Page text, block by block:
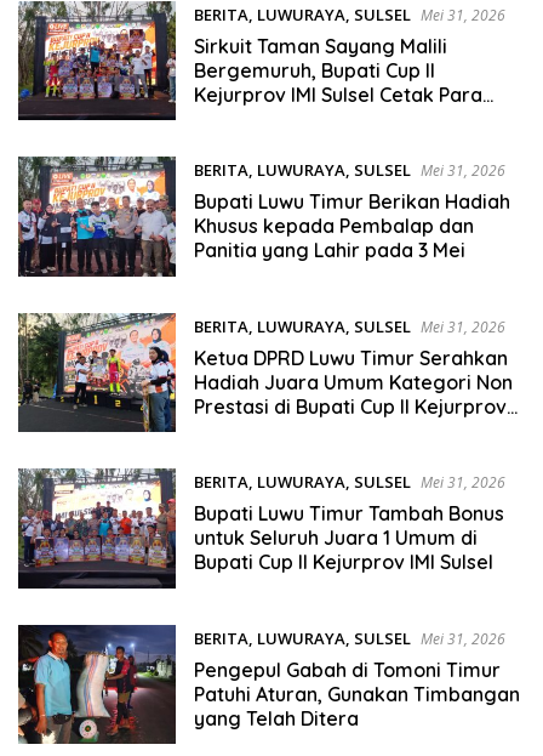
BERITA, LUWURAYA, SULSEL Mei 31, 2026
Sirkuit Taman Sayang Malili
Bergemuruh, Bupati Cup II
Kejurprov IMI Sulsel Cetak Para
BERITA, LUWURAYA, SULSEL Mei 31, 2026
Bupati Luwu Timur Berikan Hadiah
Khusus kepada Pembalap dan
Panitia yang Lahir pada 3 Mei
BERITA, LUWURAYA, SULSEL Mei 31, 2026
Ketua DPRD Luwu Timur Serahkan
Hadiah Juara Umum Kategori Non
Prestasi di Bupati Cup II Kejurprov
BERITA, LUWURAYA, SULSEL Mei 31, 2026
Bupati Luwu Timur Tambah Bonus
untuk Seluruh Juara 1 Umum di
Bupati Cup II Kejurprov IMI Sulsel
BERITA, LUWURAYA, SULSEL Mei 31, 2026
Pengepul Gabah di Tomoni Timur
Patuhi Aturan, Gunakan Timbangan
yang Telah Ditera